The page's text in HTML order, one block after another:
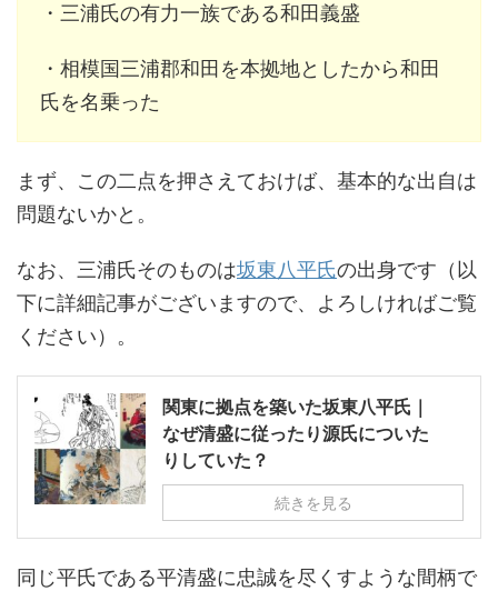
・三浦氏の有力一族である和田義盛
・相模国三浦郡和田を本拠地としたから和田
氏を名乗った
まず、この二点を押さえておけば、基本的な出自は
問題ないかと。
なお、三浦氏そのものは坂東八平氏の出身です（以
下に詳細記事がございますので、よろしければご覧
ください）。
関東に拠点を築いた坂東八平氏｜
なぜ清盛に従ったり源氏についた
りしていた？
続きを見る
同じ平氏である平清盛に忠誠を尽くすような間柄で